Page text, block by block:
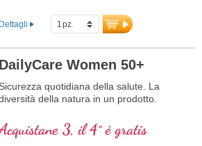
ulteriori informazioni su DailyCare
Men 50+ Fitonutrienti
Dettagli
DailyCare Women 50+
Sicurezza quotidiana della salute. La
della natura in un prodotto.
3, il 4° è gratis